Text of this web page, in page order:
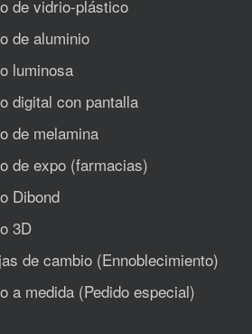
de vidrio-plástico
de aluminio
luminosa
digital con pantalla
de melamina
de expo (farmacias)
Dibond
3D
de cambio (Ennoblecimiento)
a medida (Pedido especial)